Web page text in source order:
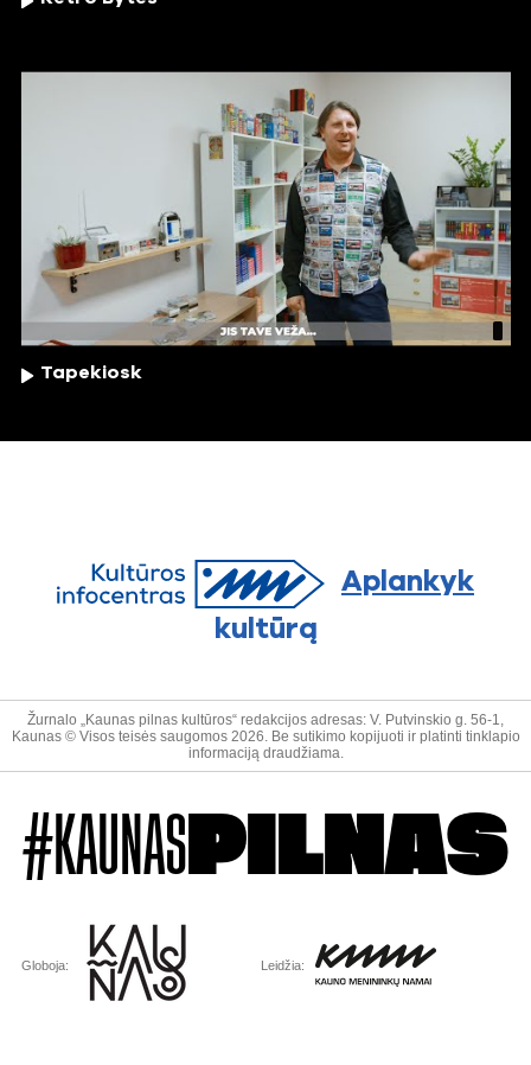
Tapekiosk
Aplankyk
kultūrą
Žurnalo „Kaunas pilnas kultūros“ redakcijos adresas: V. Putvinskio g. 56-1,
Kaunas © Visos teisės saugomos 2026. Be sutikimo kopijuoti ir platinti tinklapio
informaciją draudžiama.
#KAUNAS PILNAS
Globoja: Leidžia: